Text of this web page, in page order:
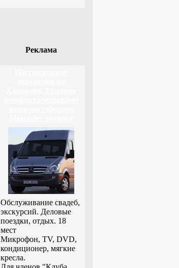
Реклама
Обслуживание свадеб,
экскурсий. Деловые
поездки, отдых. 18
мест
Микрофон, TV, DVD,
кондиционер, мягкие
кресла.